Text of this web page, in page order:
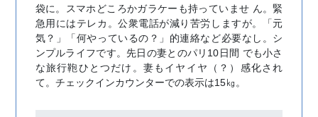
袋に。スマホどころかガラケーも持っていませ ん。緊
急用にはテレカ。公衆電話が減り苦労しますが。「元
気？」「何やっているの？」的連絡など必要なし。シ
ンプルライフです。先日の妻とのパリ10日間 でも小さ
な旅行鞄ひとつだけ。妻もイヤイヤ（？）感化され
て。チェックインカウンターでの表示は15㎏。